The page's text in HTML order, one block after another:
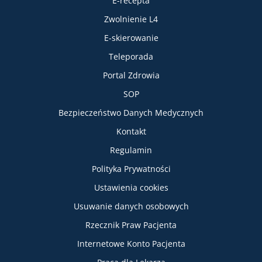
Zwolnienie L4
E-skierowanie
Teleporada
Portal Zdrowia
SOP
Bezpieczeństwo Danych Medycznych
Kontakt
Regulamin
Polityka Prywatności
Ustawienia cookies
Usuwanie danych osobowych
Rzecznik Praw Pacjenta
Internetowe Konto Pacjenta